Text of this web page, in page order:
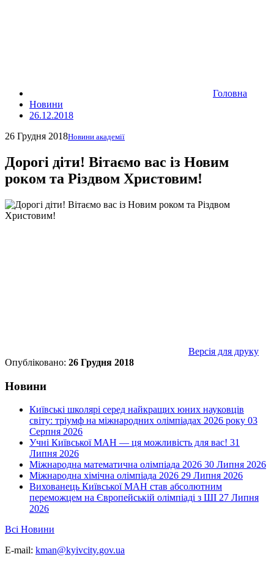
Головна
Новини
26.12.2018
26 Грудня 2018Новини академії
Дорогі діти! Вітаємо вас із Новим
роком та Різдвом Христовим!
Версія для друку
Опубліковано: 26 Грудня 2018
Новини
Київські школярі серед найкращих юних науковців
світу: тріумф на міжнародних олімпіадах 2026 року 03
Серпня 2026
Учні Київської МАН — ця можливість для вас! 31
Липня 2026
Міжнародна математична олімпіада 2026 30 Липня 2026
Міжнародна хімічна олімпіада 2026 29 Липня 2026
Вихованець Київської МАН став абсолютним
переможцем на Європейській олімпіаді з ШІ 27 Липня
2026
Всі Новини
E-mail: kman@kyivcity.gov.ua